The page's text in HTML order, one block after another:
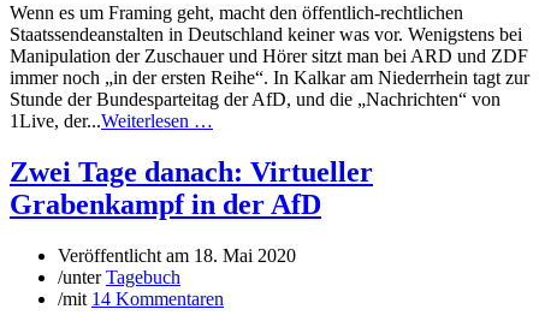
Wenn es um Framing geht, macht den öffentlich-rechtlichen
Staatssendeanstalten in Deutschland keiner was vor. Wenigstens bei
Manipulation der Zuschauer und Hörer sitzt man bei ARD und ZDF
immer noch „in der ersten Reihe“. In Kalkar am Niederrhein tagt zur
Stunde der Bundesparteitag der AfD, und die „Nachrichten“ von
1Live, der...Weiterlesen …
Zwei Tage danach: Virtueller
Grabenkampf in der AfD
Veröffentlicht am 18. Mai 2020
/unterTagebuch
/mit 14 Kommentaren